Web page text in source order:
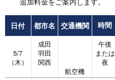
日付 都市名 交通機関 時間
5/7
（木）
成田
羽田
関西
航空機
午後
または
夜